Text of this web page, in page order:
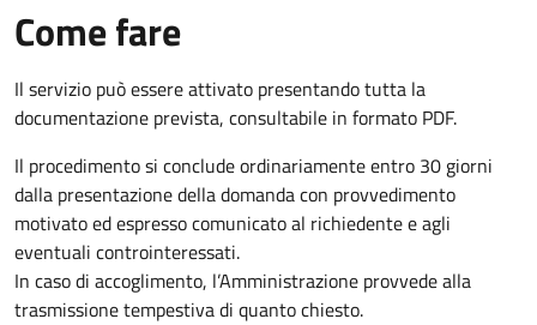
Come fare
Il servizio può essere attivato presentando tutta la
documentazione prevista, consultabile in formato PDF.
Il procedimento si conclude ordinariamente entro 30 giorni
dalla presentazione della domanda con provvedimento
motivato ed espresso comunicato al richiedente e agli
eventuali controinteressati.
In caso di accoglimento, l’Amministrazione provvede alla
trasmissione tempestiva di quanto chiesto.